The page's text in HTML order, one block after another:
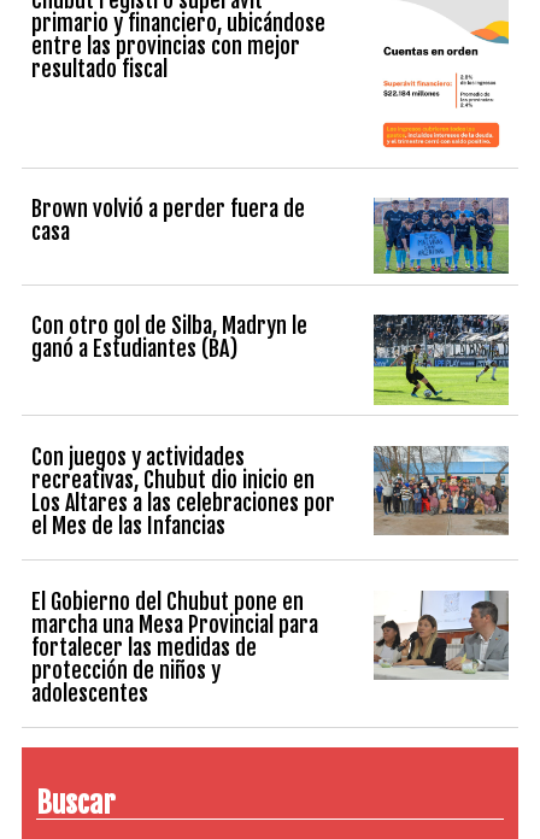
primario y financiero, ubicándose
entre las provincias con mejor
resultado fiscal
Brown volvió a perder fuera de
casa
Con otro gol de Silba, Madryn le
ganó a Estudiantes (BA)
Con juegos y actividades
recreativas, Chubut dio inicio en
Los Altares a las celebraciones por
el Mes de las Infancias
El Gobierno del Chubut pone en
marcha una Mesa Provincial para
fortalecer las medidas de
protección de niños y
adolescentes
Buscar